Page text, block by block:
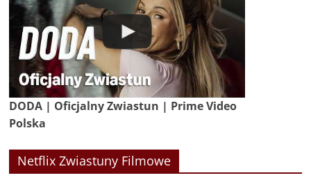
DODA | Oficjalny Zwiastun | Prime Video
Polska
Netflix Zwiastuny Filmowe